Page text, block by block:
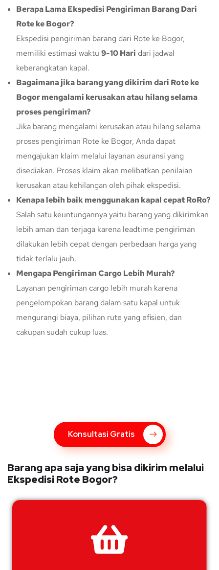
Berapa Lama Ekspedisi Pengiriman Barang Dari
Rote ke Bogor?
Ekspedisi pengiriman barang dari Rote ke Bogor,
memiliki estimasi waktu 9-10 Hari dari jadwal
keberangkatan kapal.
Bagaimana jika barang yang dikirim dari Rote ke
Bogor mengalami kerusakan atau hilang selama
proses pengiriman?
Jika barang mengalami kerusakan atau hilang selama
proses pengiriman Rote ke Bogor, Anda dapat
mengajukan klaim melalui layanan asuransi yang
disediakan. Proses klaim akan melibatkan penilaian
kerusakan atau kehilangan oleh pihak ekspedisi.
Kenapa lebih baik menggunakan kapal cepat RoRo?
Salah satu keuntungannya yaitu barang yang dikirimkan
lebih aman dan terjaga karena leadtime pengiriman
dilakukan lebih cepat dengan perbedaan harga yang
tidak terlalu jauh.
Mengapa Pengiriman Cargo Lebih Murah?
Layanan pengiriman cargo lebih murah karena
pengelompokan barang dalam satu kapal untuk
mengurangi biaya, pilihan rute yang efisien, dan
cakupan sudah cukup luas.
Konsultasi Gratis
Barang apa saja yang bisa dikirim melalui
Ekspedisi Rote Bogor?